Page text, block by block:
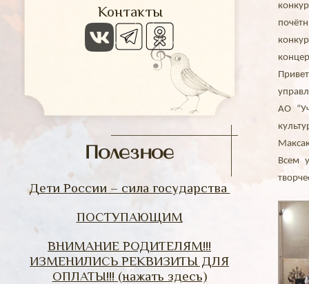
Контакты
Полезное
Дети России – сила государства
ПОСТУПАЮЩИМ
ВНИМАНИЕ РОДИТЕЛЯМ!!!
ИЗМЕНИЛИСЬ РЕКВИЗИТЫ ДЛЯ
ОПЛАТЫ!!! (нажать здесь)
АО
Всем